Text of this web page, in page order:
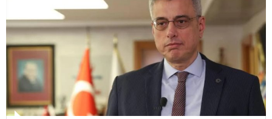
Yerli turist 229,7 milyar lira seyahat harcaması
yaptı
Gazze'deki Sağlık Bakanlığı duyurdu: Vahşetin
pençesinde 2 salgın vaka tespit edildi